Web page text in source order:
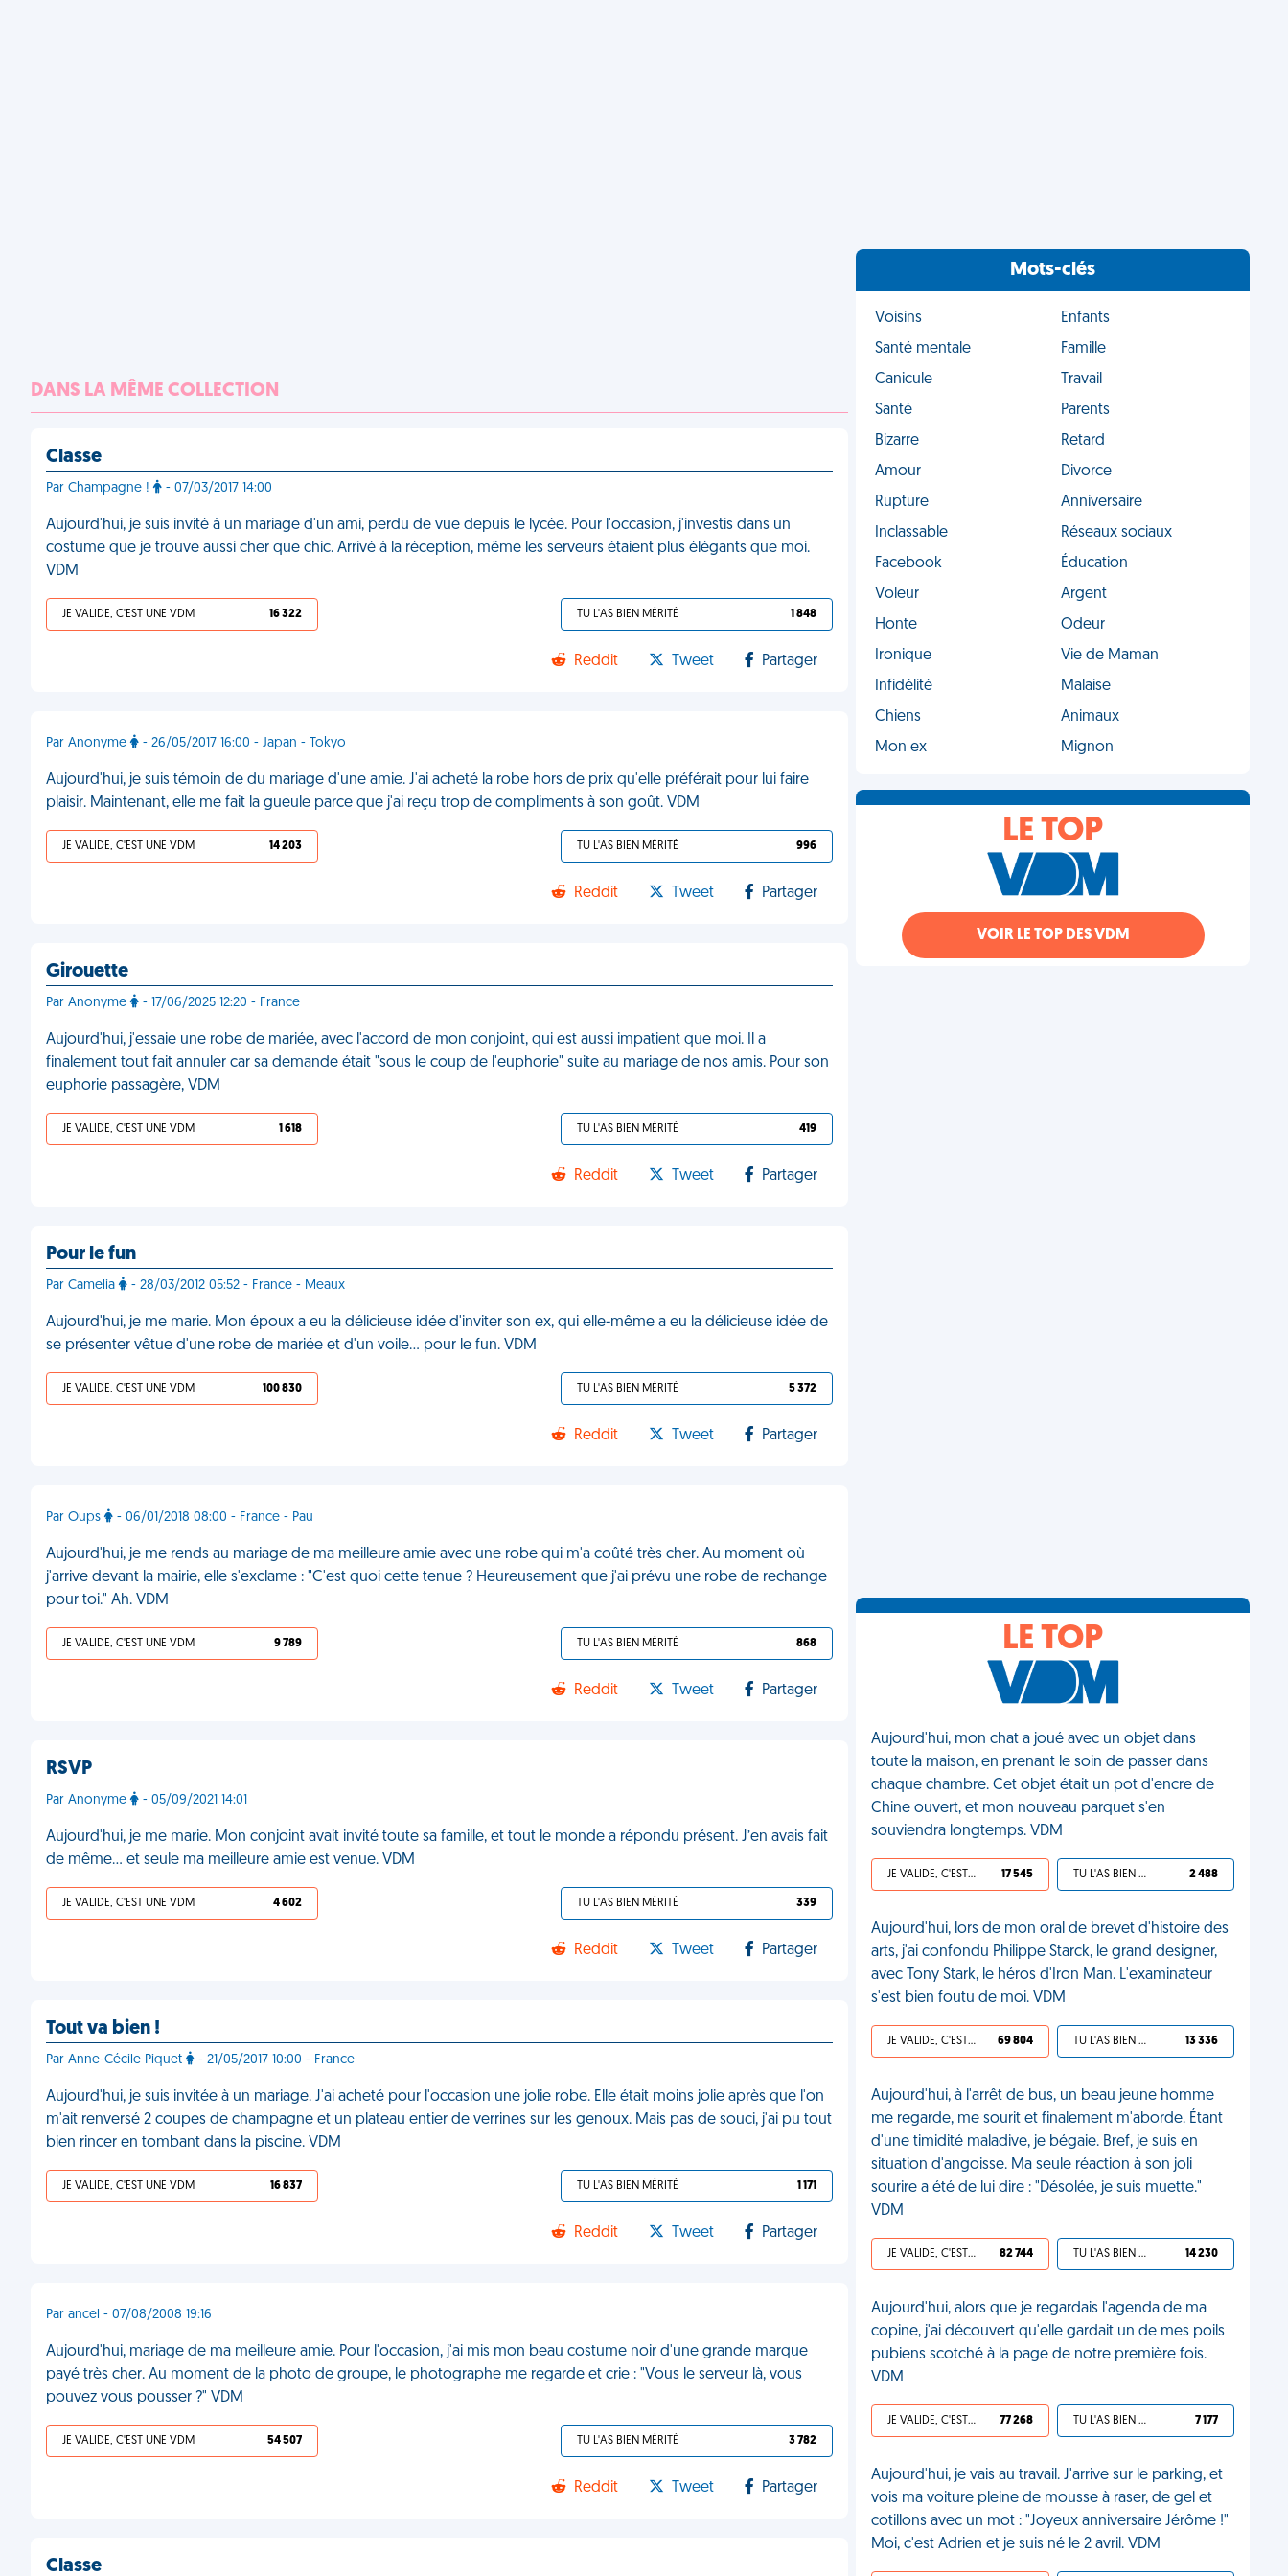
DANS LA MÊME COLLECTION
Classe
Par Champagne ! - 07/03/2017 14:00
Aujourd'hui, je suis invité à un mariage d'un ami, perdu de vue depuis le lycée. Pour l'occasion, j'investis dans un
costume que je trouve aussi cher que chic. Arrivé à la réception, même les serveurs étaient plus élégants que moi.
VDM
JE VALIDE, C'EST UNE VDM 16 322 TU L'AS BIEN MÉRITÉ 1 848
Reddit Tweet Partager
Par Anonyme - 26/05/2017 16:00 - Japan - Tokyo
Aujourd'hui, je suis témoin de du mariage d'une amie. J'ai acheté la robe hors de prix qu'elle préférait pour lui faire
plaisir. Maintenant, elle me fait la gueule parce que j'ai reçu trop de compliments à son goût. VDM
JE VALIDE, C'EST UNE VDM 14 203 TU L'AS BIEN MÉRITÉ 996
Reddit Tweet Partager
Girouette
Par Anonyme - 17/06/2025 12:20 - France
Aujourd'hui, j'essaie une robe de mariée, avec l'accord de mon conjoint, qui est aussi impatient que moi. Il a
finalement tout fait annuler car sa demande était "sous le coup de l'euphorie" suite au mariage de nos amis. Pour son
euphorie passagère, VDM
JE VALIDE, C'EST UNE VDM 1 618 TU L'AS BIEN MÉRITÉ 419
Reddit Tweet Partager
Pour le fun
Par Camelia - 28/03/2012 05:52 - France - Meaux
Aujourd'hui, je me marie. Mon époux a eu la délicieuse idée d'inviter son ex, qui elle-même a eu la délicieuse idée de
se présenter vêtue d'une robe de mariée et d'un voile… pour le fun. VDM
JE VALIDE, C'EST UNE VDM 100 830 TU L'AS BIEN MÉRITÉ 5 372
Reddit Tweet Partager
Par Oups - 06/01/2018 08:00 - France - Pau
Aujourd'hui, je me rends au mariage de ma meilleure amie avec une robe qui m'a coûté très cher. Au moment où
j'arrive devant la mairie, elle s'exclame : "C'est quoi cette tenue ? Heureusement que j'ai prévu une robe de rechange
pour toi." Ah. VDM
JE VALIDE, C'EST UNE VDM 9 789 TU L'AS BIEN MÉRITÉ 868
Reddit Tweet Partager
RSVP
Par Anonyme - 05/09/2021 14:01
Aujourd'hui, je me marie. Mon conjoint avait invité toute sa famille, et tout le monde a répondu présent. J’en avais fait
de même… et seule ma meilleure amie est venue. VDM
JE VALIDE, C'EST UNE VDM 4 602 TU L'AS BIEN MÉRITÉ 339
Reddit Tweet Partager
Tout va bien !
Par Anne-Cécile Piquet - 21/05/2017 10:00 - France
Aujourd'hui, je suis invitée à un mariage. J'ai acheté pour l'occasion une jolie robe. Elle était moins jolie après que l'on
m'ait renversé 2 coupes de champagne et un plateau entier de verrines sur les genoux. Mais pas de souci, j'ai pu tout
bien rincer en tombant dans la piscine. VDM
JE VALIDE, C'EST UNE VDM 16 837 TU L'AS BIEN MÉRITÉ 1 171
Reddit Tweet Partager
Par ancel - 07/08/2008 19:16
Aujourd'hui, mariage de ma meilleure amie. Pour l'occasion, j'ai mis mon beau costume noir d'une grande marque
payé très cher. Au moment de la photo de groupe, le photographe me regarde et crie : "Vous le serveur là, vous
pouvez vous pousser ?" VDM
JE VALIDE, C'EST UNE VDM 54 507 TU L'AS BIEN MÉRITÉ 3 782
Reddit Tweet Partager
Classe
Mots-clés
Voisins
Enfants
Santé mentale
Famille
Canicule
Travail
Santé
Parents
Bizarre
Retard
Amour
Divorce
Rupture
Anniversaire
Inclassable
Réseaux sociaux
Facebook
Éducation
Voleur
Argent
Honte
Odeur
Ironique
Vie de Maman
Infidélité
Malaise
Chiens
Animaux
Mon ex
Mignon
LE TOP
VOIR LE TOP DES VDM
LE TOP
Aujourd'hui, mon chat a joué avec un objet dans
toute la maison, en prenant le soin de passer dans
chaque chambre. Cet objet était un pot d'encre de
Chine ouvert, et mon nouveau parquet s'en
souviendra longtemps. VDM
JE VALIDE, C'EST UNE VDM 17 545 TU L'AS BIEN MÉRITÉ 2 488
Aujourd'hui, lors de mon oral de brevet d'histoire des
arts, j'ai confondu Philippe Starck, le grand designer,
avec Tony Stark, le héros d'Iron Man. L'examinateur
s'est bien foutu de moi. VDM
JE VALIDE, C'EST UNE VDM 69 804 TU L'AS BIEN MÉRITÉ 13 336
Aujourd'hui, à l'arrêt de bus, un beau jeune homme
me regarde, me sourit et finalement m'aborde. Étant
d'une timidité maladive, je bégaie. Bref, je suis en
situation d'angoisse. Ma seule réaction à son joli
sourire a été de lui dire : "Désolée, je suis muette."
VDM
JE VALIDE, C'EST UNE VDM 82 744 TU L'AS BIEN MÉRITÉ 14 230
Aujourd'hui, alors que je regardais l'agenda de ma
copine, j'ai découvert qu'elle gardait un de mes poils
pubiens scotché à la page de notre première fois.
VDM
JE VALIDE, C'EST UNE VDM 77 268 TU L'AS BIEN MÉRITÉ 7 177
Aujourd'hui, je vais au travail. J'arrive sur le parking, et
vois ma voiture pleine de mousse à raser, de gel et
cotillons avec un mot : "Joyeux anniversaire Jérôme !"
Moi, c'est Adrien et je suis né le 2 avril. VDM